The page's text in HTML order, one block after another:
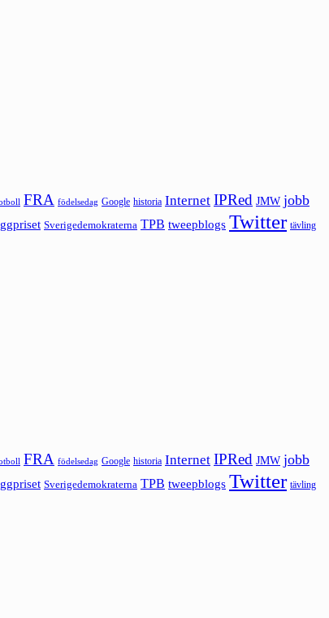
FRA födelsedag Google historia Internet IPRed JMW jobb
Sverigedemokraterna TPB tweepblogs Twitter tävling
FRA födelsedag Google historia Internet IPRed JMW jobb
Sverigedemokraterna TPB tweepblogs Twitter tävling